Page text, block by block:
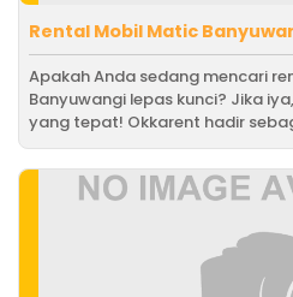
Rental Mobil Matic
Apakah Anda sedang mencari
Banyuwangi lepas kunci? Jika
yang tepat! Okkarent hadir